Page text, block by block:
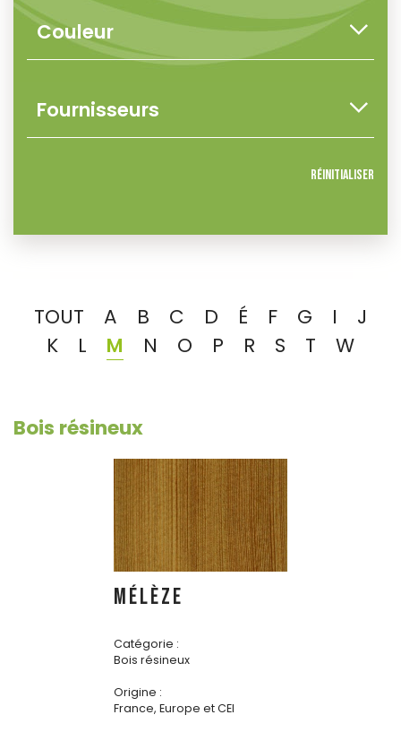
Réinitialiser
TOUT A B C D É F G I
J
K
L M N O P R S T W
Bois résineux
MÉLÈZE
Catégorie :
Bois résineux
Origine :
France, Europe et CEI